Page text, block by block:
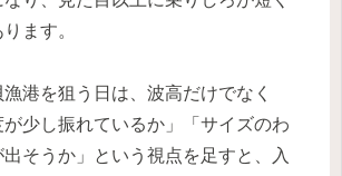
ます。
港を狙う日は、波高だけでなく
が少し振れているか」「サイズのわ
出そうか」という視点を足すと、入